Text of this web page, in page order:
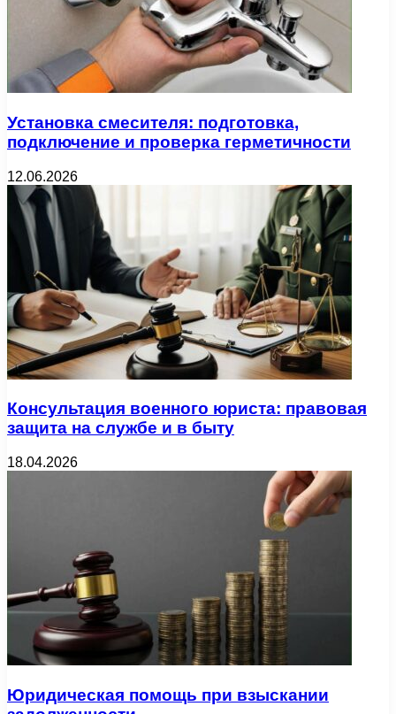
Установка смесителя: подготовка,
подключение и проверка герметичности
12.06.2026
Консультация военного юриста: правовая
защита на службе и в быту
18.04.2026
Юридическая помощь при взыскании